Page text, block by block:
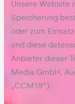
Unsere Website
Speicherung
oder zum
und diese
Anbieter dieser
Media GmbH,
„CCM19“).